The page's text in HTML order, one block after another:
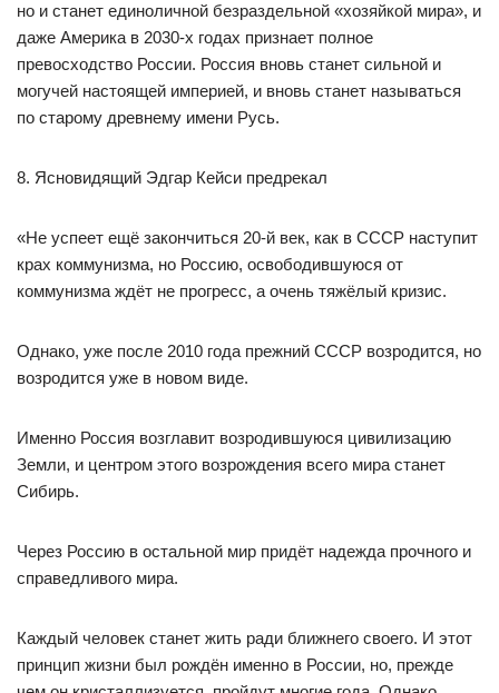
но и станет единоличной безраздельной «хозяйкой мира», и
даже Америка в 2030-х годах признает полное
превосходство России. Россия вновь станет сильной и
могучей настоящей империей, и вновь станет называться
по старому древнему имени Русь.
8. Ясновидящий Эдгар Кейси предрекал
«Не успеет ещё закончиться 20-й век, как в СССР наступит
крах коммунизма, но Россию, освободившуюся от
коммунизма ждёт не прогресс, а очень тяжёлый кризис.
Однако, уже после 2010 года прежний СССР возродится, но
возродится уже в новом виде.
Именно Россия возглавит возродившуюся цивилизацию
Земли, и центром этого возрождения всего мира станет
Сибирь.
Через Россию в остальной мир придёт надежда прочного и
справедливого мира.
Каждый человек станет жить ради ближнего своего. И этот
принцип жизни был рождён именно в России, но, прежде